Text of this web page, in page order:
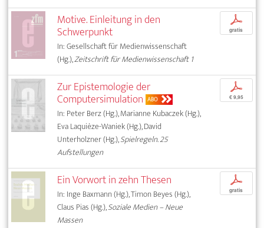
Motive. Einleitung in den
Schwerpunkt
In: Gesellschaft für Medienwissenschaft
(Hg.),Zeitschrift für Medienwissenschaft 1
p
gratis
Zur Epistemologie der
Computersimulation ABO
In: Peter Berz (Hg.), Marianne Kubaczek (Hg.),
Eva Laquièze-Waniek (Hg.), David
Unterholzner (Hg.),Spielregeln. 25
Aufstellungen
p
€ 9,95
Ein Vorwort in zehn Thesen
In: Inge Baxmann (Hg.), Timon Beyes (Hg.),
Claus Pias (Hg.),Soziale Medien – Neue
Massen
p
gratis